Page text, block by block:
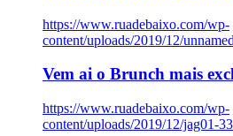
https://www.ruadebaixo.com/wp-
content/uploads/2019/12/
Vem ai o Brunch mais
https://www.ruadebaixo.com/wp-
content/uploads/2019/12/jag01-